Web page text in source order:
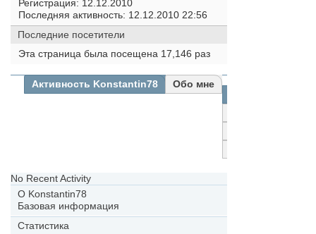
Регистрация
12.12.2010
Последняя активность 12.12.2010 22:56
Последние посетители
Эта страница была посещена 17,146 раз
Активность Konstantin78 Обо мне
No Recent Activity
О Konstantin78
Базовая информация
Статистика